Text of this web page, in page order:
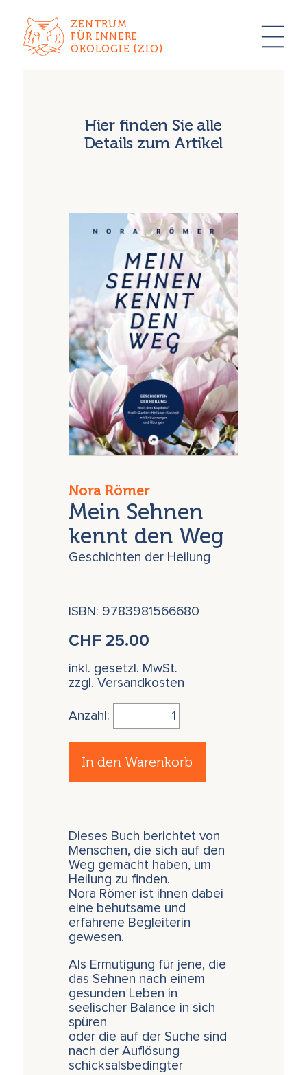
ZENTRUM
FÜR INNERE
ÖKOLOGIE (ZIO)
Hier finden Sie alle
Details zum Artikel
Nora Römer
Mein Sehnen
kennt den Weg
Geschichten der Heilung
ISBN: 9783981566680
CHF25.00
inkl. gesetzl. MwSt.
zzgl. Versandkosten
Anzahl:
In den Warenkorb
Dieses Buch berichtet von
Menschen, die sich auf den
Weg gemacht haben, um
Heilung zu finden.
Nora Römer ist ihnen dabei
eine behutsame und
erfahrene Begleiterin
gewesen.
Als Ermutigung für jene, die
das Sehnen nach einem
gesunden Leben in
seelischer Balance in sich
spüren
oder die auf der Suche sind
nach der Auflösung
schicksalsbedingter